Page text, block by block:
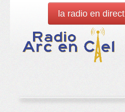
la radio en direct
Accueil